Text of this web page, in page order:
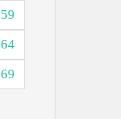
59
64
69